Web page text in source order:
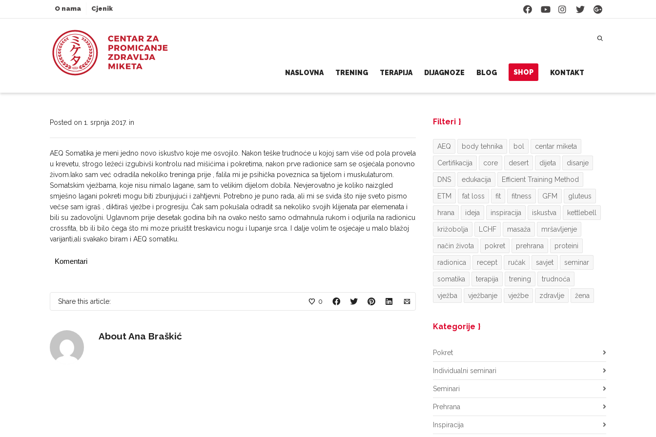
O nama Cjenik
NASLOVNA TRENING TERAPIJA DIJAGNOZE BLOG SHOP KONTAKT
Posted on 1. srpnja 2017. in
AEQ Somatika je meni jedno novo iskustvo koje me osvojilo. Nakon teške trudnoće u kojoj sam više od pola provela
u krevetu, strogo ležeći izgubivši kontrolu nad mišićima i pokretima, nakon prve radionice sam se osjećala ponovno
živom.Iako sam već odradila nekoliko treninga prije , falila mi je psihička poveznica sa tijelom i muskulaturom.
Somatskim vježbama, koje nisu nimalo lagane, sam to velikim dijelom dobila. Nevjerovatno je koliko naizgled
smješno lagani pokreti mogu biti zbunjujući i zahtjevni. Potrebno je puno rada, ali mi se sviđa što nije sveto pismo
večse sam igraš , diktiraš vježbe i progresiju. Čak sam pokušala odradit sa nekoliko svojih klijenata par elemenata i
bili su zadovoljni. Uglavnom prije desetak godina bih na ovako nešto samo odmahnula rukom i odjurila na radionicu
crossfita, bb ili bilo čega što mi moze priuštit treskavicu nogu i lupanje srca. I dalje volim te osjećaje u malo blažoj
varijanti,ali svakako biram i AEQ somatiku.
Komentari
Share this article: 0
AboutAna Braškić
Filteri
AEQ body tehnika bol centar miketa
Certifikacija core desert dijeta disanje
DNS edukacija Efficient Training Method
ETM fat loss fit fitness GFM gluteus
hrana ideja inspiracija iskustva kettlebell
križobolja LCHF masaža mršavljenje
način života pokret prehrana proteini
radionica recept ručak savjet seminar
somatika terapija trening trudnoća
vježba vježbanje vježbe zdravlje žena
Kategorije
Pokret
Individualni seminari
Seminari
Prehrana
Inspiracija